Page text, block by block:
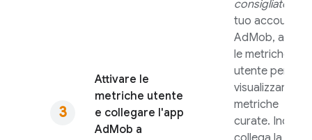
Attivare le
metriche utente
e collegare l'app
AdMob a
consigliato)
tuo account
AdMob, attiva
le metriche
utente per
visualizzare le
metriche
curate. Inoltre,